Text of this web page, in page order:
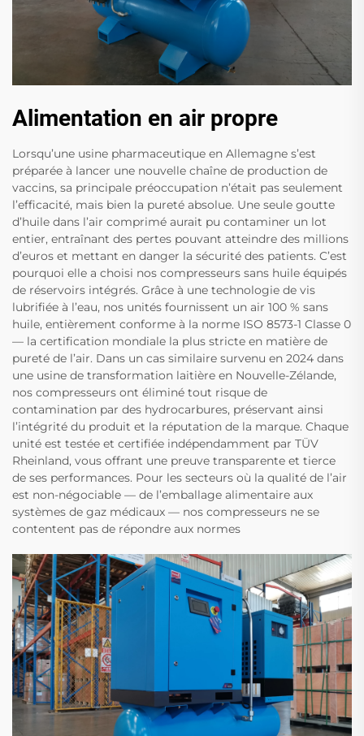
Alimentation en air propre
Lorsqu’une usine pharmaceutique en Allemagne s’est
préparée à lancer une nouvelle chaîne de production de
vaccins, sa principale préoccupation n’était pas seulement
l’efficacité, mais bien la pureté absolue. Une seule goutte
d’huile dans l’air comprimé aurait pu contaminer un lot
entier, entraînant des pertes pouvant atteindre des millions
d’euros et mettant en danger la sécurité des patients. C’est
pourquoi elle a choisi nos compresseurs sans huile équipés
de réservoirs intégrés. Grâce à une technologie de vis
lubrifiée à l’eau, nos unités fournissent un air 100 % sans
huile, entièrement conforme à la norme ISO 8573-1 Classe 0
— la certification mondiale la plus stricte en matière de
pureté de l’air. Dans un cas similaire survenu en 2024 dans
une usine de transformation laitière en Nouvelle-Zélande,
nos compresseurs ont éliminé tout risque de
contamination par des hydrocarbures, préservant ainsi
l’intégrité du produit et la réputation de la marque. Chaque
unité est testée et certifiée indépendamment par TÜV
Rheinland, vous offrant une preuve transparente et tierce
de ses performances. Pour les secteurs où la qualité de l’air
est non-négociable — de l’emballage alimentaire aux
systèmes de gaz médicaux — nos compresseurs ne se
contentent pas de répondre aux normes